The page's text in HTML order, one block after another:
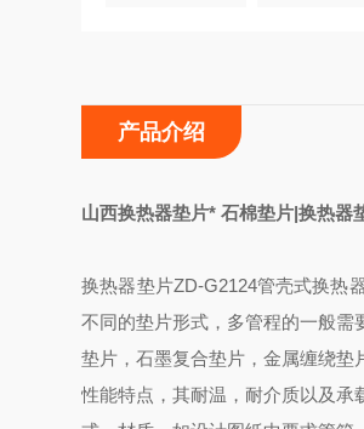
产品介绍
山西换热器垫片* 石棉垫片|换热器
换热器垫片ZD-G2124管壳式换热
不同的垫片形式，多管程的一般
垫片，石墨复合垫片，金属缠绕垫
性能特点，其耐温，耐介质以及